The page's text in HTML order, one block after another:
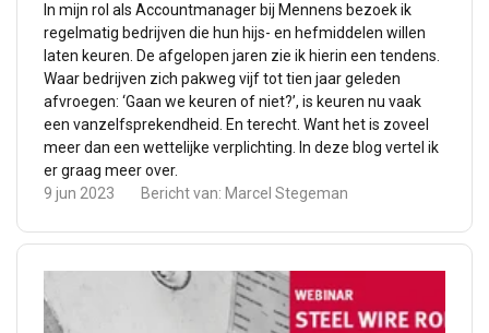
In mijn rol als Accountmanager bij Mennens bezoek ik
regelmatig bedrijven die hun hijs- en hefmiddelen willen
laten keuren. De afgelopen jaren zie ik hierin een tendens.
Waar bedrijven zich pakweg vijf tot tien jaar geleden
afvroegen: ‘Gaan we keuren of niet?’, is keuren nu vaak
een vanzelfsprekendheid. En terecht. Want het is zoveel
meer dan een wettelijke verplichting. In deze blog vertel ik
er graag meer over.
9 jun 2023
Bericht van: Marcel Stegeman